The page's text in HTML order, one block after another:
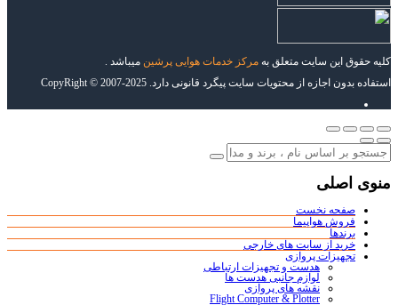
کلیه حقوق این سایت متعلق به مرکز خدمات هوایی پرشین میباشد .
استفاده بدون اجازه از محتویات سایت پیگرد قانونی دارد. CopyRight © 2007-2025
منوی اصلی
صفحه نخست
فروش هواپیما
برندها
خرید از سایت های خارجی
تجهیزات پروازی
هدست و تجهیزات ارتباطی
لوازم جانبی هدست ها
نقشه های پروازی
Flight Computer & Plotter